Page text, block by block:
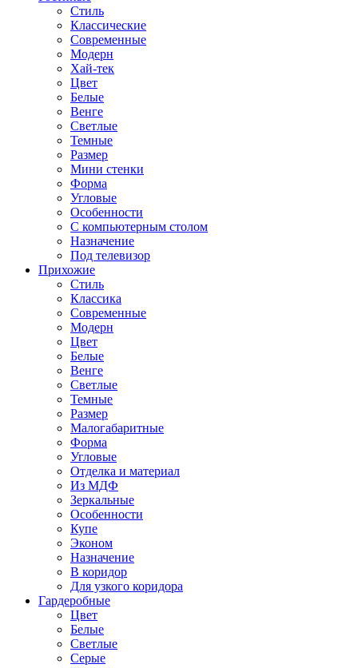
Стиль
Классические
Современные
Модерн
Хай-тек
Цвет
Белые
Венге
Светлые
Темные
Размер
Мини стенки
Форма
Угловые
Особенности
С компьютерным столом
Назначение
Под телевизор
Прихожие
Стиль
Классика
Современные
Модерн
Цвет
Белые
Венге
Светлые
Темные
Размер
Малогабаритные
Форма
Угловые
Отделка и материал
Из МДФ
Зеркальные
Особенности
Купе
Эконом
Назначение
В коридор
Для узкого коридора
Гардеробные
Цвет
Белые
Светлые
Серые